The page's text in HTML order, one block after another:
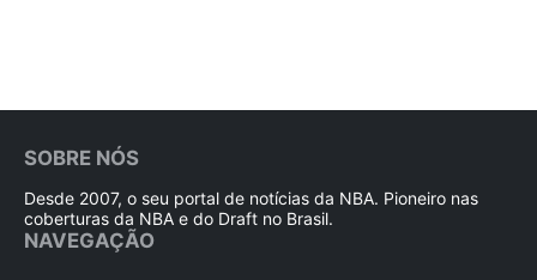
SOBRE NÓS
Desde 2007, o seu portal de notícias da NBA. Pioneiro nas
coberturas da NBA e do Draft no Brasil.
NAVEGAÇÃO